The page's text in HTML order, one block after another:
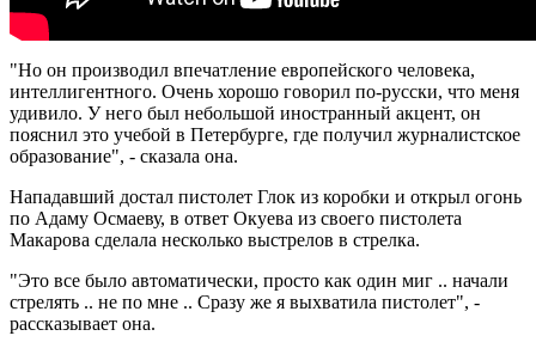
"Но он производил впечатление европейского человека,
интеллигентного. Очень хорошо говорил по-русски, что меня
удивило. У него был небольшой иностранный акцент, он
пояснил это учебой в Петербурге, где получил журналистское
образование", - сказала она.
Нападавший достал пистолет Глок из коробки и открыл огонь
по Адаму Осмаеву, в ответ Окуева из своего пистолета
Макарова сделала несколько выстрелов в стрелка.
"Это все было автоматически, просто как один миг .. начали
стрелять .. не по мне .. Сразу же я выхватила пистолет", -
рассказывает она.